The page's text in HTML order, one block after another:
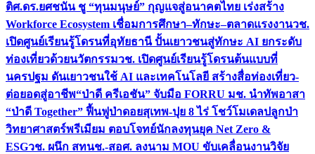
ติศ.ดร.ยศชนัน ชู “ทุนมนุษย์” กุญแจสู่อนาคตไทย เร่งสร้าง
Workforce Ecosystem เชื่อมการศึกษา–ทักษะ–ตลาดแรงงานวช.
เปิดศูนย์เรียนรู้โดรนที่อุทัยธานี ปั้นเยาวชนสู่ทักษะ AI ยกระดับ
ท่องเที่ยวด้วยนวัตกรรมวช. เปิดศูนย์เรียนรู้โดรนต้นแบบที่
นครปฐม ดันเยาวชนใช้ AI และเทคโนโลยี สร้างสื่อท่องเที่ยว-
ต่อยอดสู่อาชีพ“ป่าดี ครีเอชัน” จับมือ FORRU มช. นำทัพอาสา
“ป่าดี Together” ฟื้นฟูป่าดอยสุเทพ-ปุย 8 ไร่ โชว์โมเดลปลูกป่า
วิทยาศาสตร์พรีเมียม ตอบโจทย์นักลงทุนยุค Net Zero &
ESGวช. ผนึก สทนช.-สอศ. ลงนาม MOU ขับเคลื่อนงานวิจัย